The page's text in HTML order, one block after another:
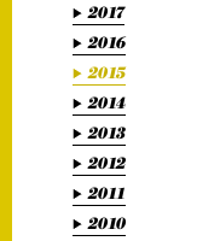
2017
2016
2015
2014
2013
2012
2011
2010